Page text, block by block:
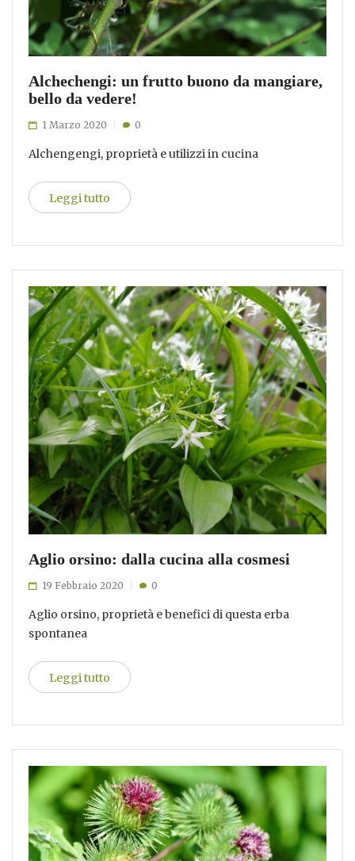
Alchechengi: un frutto buono da mangiare,
bello da vedere!
1 Marzo 2020 0
Alchengengi, proprietà e utilizzi in cucina
Leggi tutto
Aglio orsino: dalla cucina alla cosmesi
19 Febbraio 2020 0
Aglio orsino, proprietà e benefici di questa erba
spontanea
Leggi tutto